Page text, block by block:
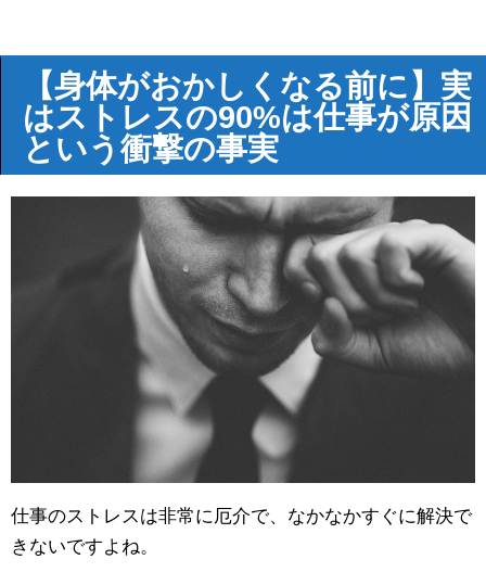
【身体がおかしくなる前に】実
はストレスの90%は仕事が原因
という衝撃の事実
仕事のストレスは非常に厄介で、なかなかすぐに解決で
きないですよね。